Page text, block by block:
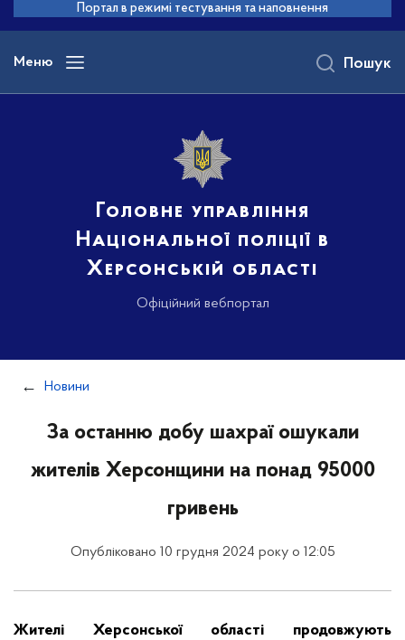
основного
вмісту
Портал в режимі тестування та наповнення
Меню
Головне управління
Національної поліції в
Херсонській області
Офіційний вебпортал
Пошук
Новини
За останню добу шахраї ошукали
жителів Херсонщини на понад 95000
гривень
Опубліковано 10 грудня 2024 року о 12:05
Жителі Херсонської області продовжують